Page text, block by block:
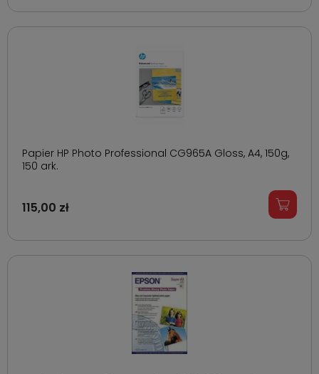
Papier HP Photo Professional CG965A Gloss, A4, 150g,
150 ark.
115,00 zł